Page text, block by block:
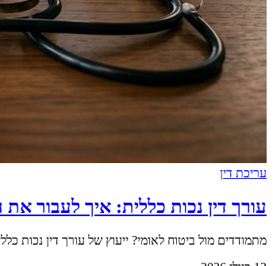
עריכת דין
עורך דין נכות כללית: איך לעבור
מתמודדים מול ביטוח לאומי? ייעוץ של עורך דין נכות